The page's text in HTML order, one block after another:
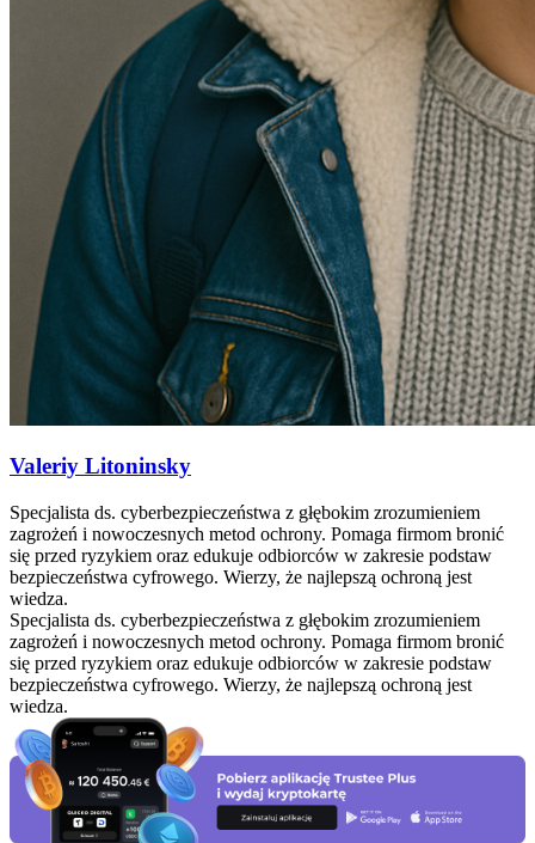
Valeriy Litoninsky
Specjalista ds. cyberbezpieczeństwa z głębokim zrozumieniem
zagrożeń i nowoczesnych metod ochrony. Pomaga firmom bronić
się przed ryzykiem oraz edukuje odbiorców w zakresie podstaw
bezpieczeństwa cyfrowego. Wierzy, że najlepszą ochroną jest
wiedza.
Specjalista ds. cyberbezpieczeństwa z głębokim zrozumieniem
zagrożeń i nowoczesnych metod ochrony. Pomaga firmom bronić
się przed ryzykiem oraz edukuje odbiorców w zakresie podstaw
bezpieczeństwa cyfrowego. Wierzy, że najlepszą ochroną jest
wiedza.